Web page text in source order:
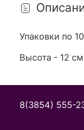
Упаковки по
Высота - 12 см
8(3854) 555-